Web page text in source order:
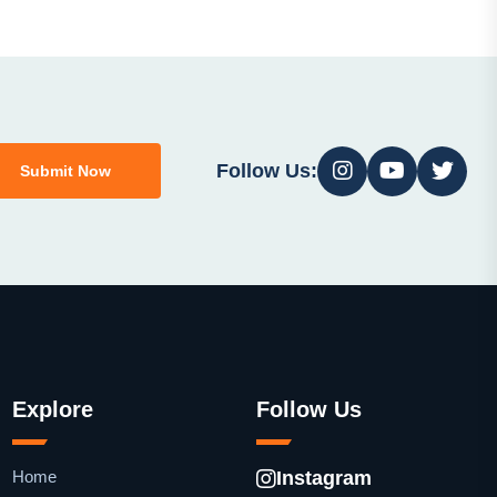
Submit Now Follow Us:
Explore
Home
Follow Us
Instagram